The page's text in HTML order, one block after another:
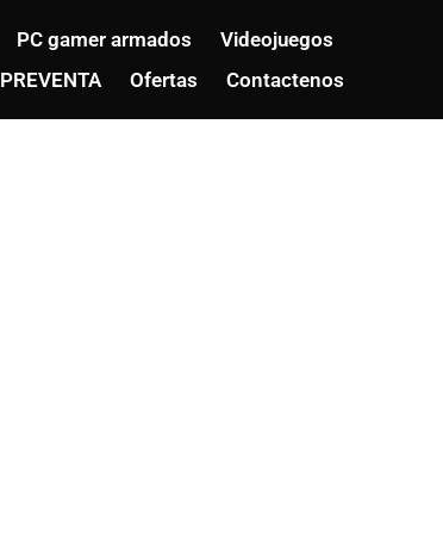
PC gamer armados
Videojuegos
PREVENTA Ofertas Contactenos